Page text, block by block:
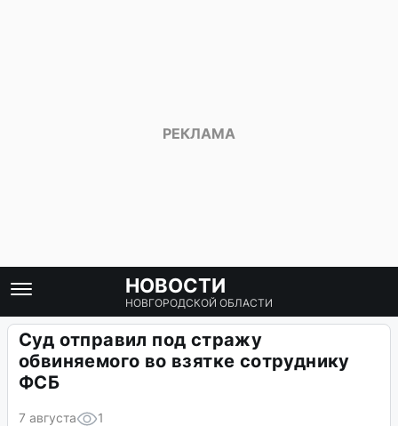
НОВОСТИ
НОВГОРОДСКОЙ ОБЛАСТИ
Суд отправил под стражу
обвиняемого во взятке сотруднику
ФСБ
7 августа 1